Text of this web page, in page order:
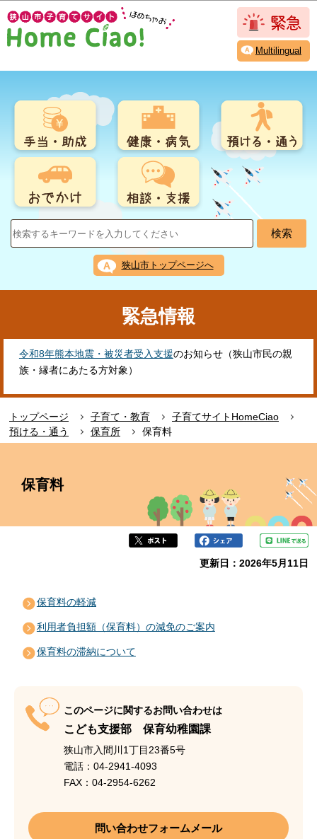
の
ペ
ジ
このページの本文へ移動
Multilingual
狭山市トップページへ
緊急情報
令和8年熊本地震・被災者受入支援のお知らせ（狭山市民の親
族・縁者にあたる方対象）
トップページ 子育て・教育
子育てサイトHomeCiao
預ける・通う
保育所
保育料
保育料
更新日：2026年5月11日
保育料の軽減
利用者負担額（保育料）の減免のご案内
保育料の滞納について
このページに関するお問い合わせは
こども支援部 保育幼稚園課
狭山市入間川1丁目23番5号
電話：04-2941-4093
FAX：04-2954-6262
問い合わせフォームメール